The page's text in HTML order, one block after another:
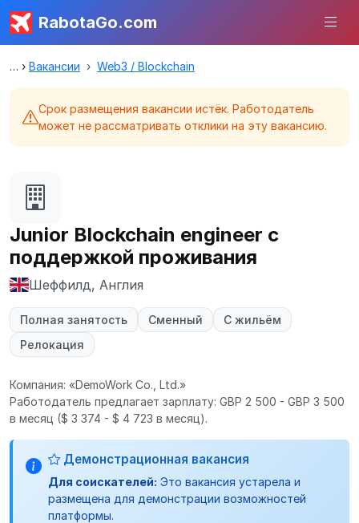
RabotaGo.com
Вакансии Web3 / Blockchain
Срок размещения вакансии истёк. Работодатель
может не рассматривать отклики на эту вакансию.
Junior Blockchain engineer с
поддержкой проживания
Шеффилд, Англия
Полная занятость Сменный
С жильём
Релокация
Компания: «DemoWork Co., Ltd.»
Работодатель предлагает зарплату: GBP 2 500 - GBP 3 500
в месяц ($ 3 374 - $ 4 723 в месяц).
Демонстрационная вакансия
Для соискателей: Это вакансия устарела и
размещена для демонстрации возможностей
платформы.